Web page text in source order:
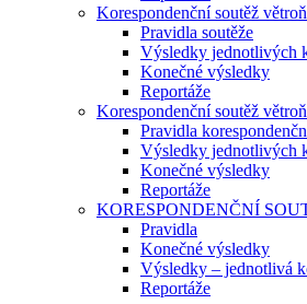
Korespondenční soutěž
Pravidla soutěže
Výsledky jednotlivých
Konečné výsledky
Reportáže
Korespondenční soutěž
Pravidla
Výsledky jednotlivých
Konečné výsledky
Reportáže
KORESPONDENČNÍ
Pravidla
Konečné výsledky
Výsledky – jednotlivá
Reportáže